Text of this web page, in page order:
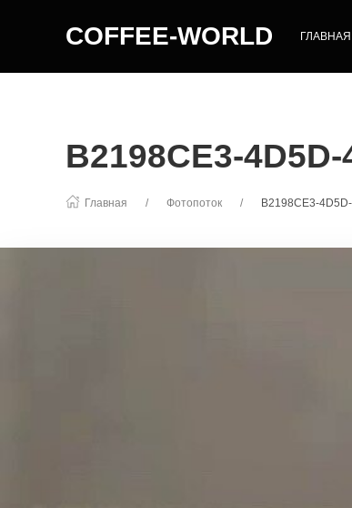
COFFEE-WORLD ГЛАВНАЯ
B2198CE3-
Главная Фотопоток B2198CE3-